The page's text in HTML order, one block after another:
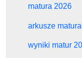
matura 2026
arkusze
wyniki matur